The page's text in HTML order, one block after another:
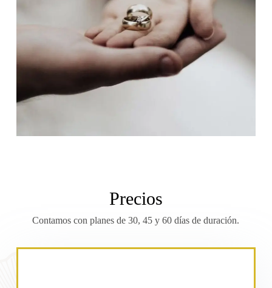
Precios
Contamos con planes de 30, 45 y 60 días de duración.